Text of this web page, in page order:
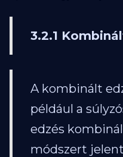
3.2.1
A kombinált
például a
edzés
módszert